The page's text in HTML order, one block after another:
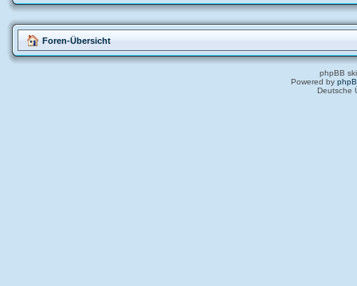
Foren-Übersicht
phpBB
Powered by
Deutsche